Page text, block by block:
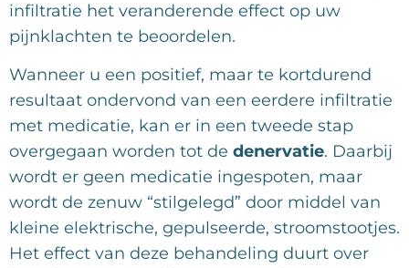
infiltratie het veranderende effect op uw
pijnklachten te beoordelen.
Wanneer u een positief, maar te kortdurend
resultaat ondervond van een eerdere infiltratie
met medicatie, kan er in een tweede stap
overgegaan worden tot de denervatie. Daarbij
wordt er geen medicatie ingespoten, maar
wordt de zenuw “stilgelegd” door middel van
kleine elektrische, gepulseerde, stroomstootjes.
Het effect van deze behandeling duurt over